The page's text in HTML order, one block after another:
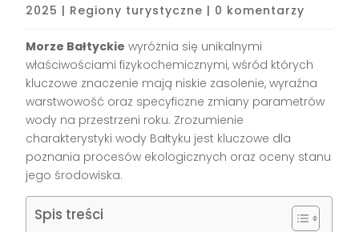
2025 | Regiony turystyczne | 0 komentarzy
Morze Bałtyckie wyróżnia się unikalnymi
właściwościami fizykochemicznymi, wśród których
kluczowe znaczenie mają niskie zasolenie, wyraźna
warstwowość oraz specyficzne zmiany parametrów
wody na przestrzeni roku. Zrozumienie
charakterystyki wody Bałtyku jest kluczowe dla
poznania procesów ekologicznych oraz oceny stanu
jego środowiska.
Spis treści